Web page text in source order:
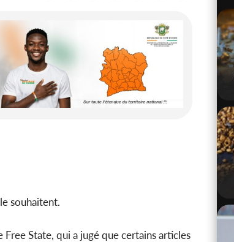
souhaitent.
State, qui a jugé que certains articles
POLITIQUE
Côte d'Ivoire : Indépendance
2026, Yopougon coeur
battant de la célébration...